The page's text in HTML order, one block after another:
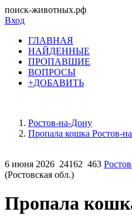
поиск-животных.рф
Вход
ГЛАВНАЯ
НАЙДЕННЫЕ
ПРОПАВШИЕ
ВОПРОСЫ
+ДОБАВИТЬ
Ростов-на-Дону
Пропала кошка Ростов-
6 июня 2026 24162 463
(Ростовская обл.)
Пропала